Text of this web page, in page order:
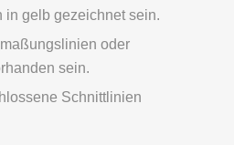
in gelb gezeichnet sein.
oder
sein.
Schnittlinien